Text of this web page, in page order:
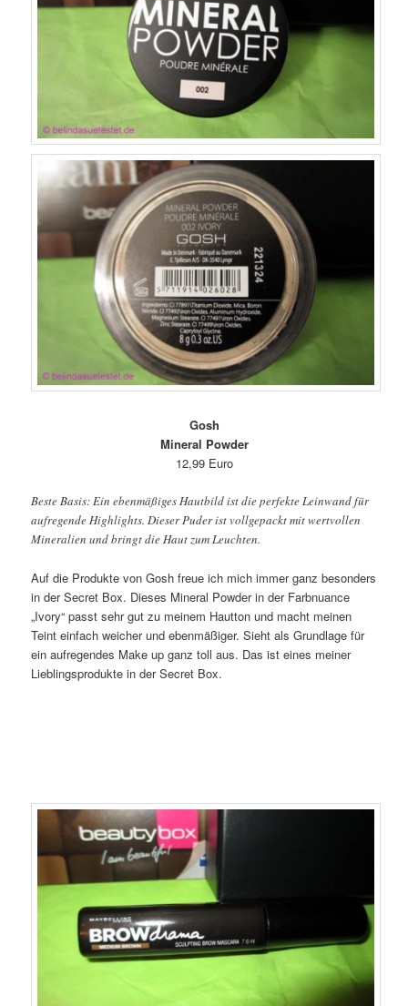
Gosh
Mineral Powder
12,99 Euro
Beste Basis: Ein ebenmäßiges Hautbild ist die perfekte Leinwand für
aufregende Highlights. Dieser Puder ist vollgepackt mit wertvollen
Mineralien und bringt die Haut zum Leuchten.
Auf die Produkte von Gosh freue ich mich immer ganz besonders
in der Secret Box. Dieses Mineral Powder in der Farbnuance
„Ivory“ passt sehr gut zu meinem Hautton und macht meinen
Teint einfach weicher und ebenmäßiger. Sieht als Grundlage für
ein aufregendes Make up ganz toll aus. Das ist eines meiner
Lieblingsprodukte in der Secret Box.